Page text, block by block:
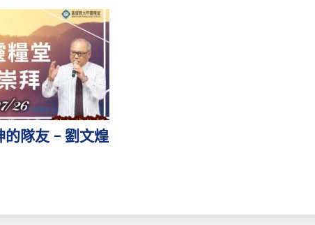
的隊友 – 劉文煌